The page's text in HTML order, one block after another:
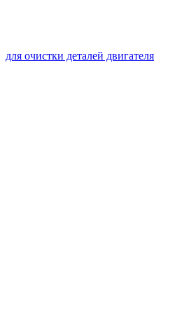
для очистки деталей двигателя